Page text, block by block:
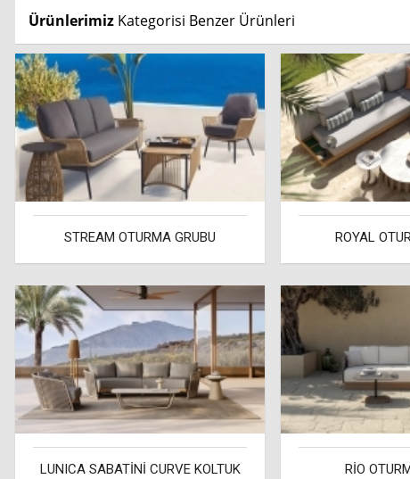
Ürünlerimiz Kategorisi Benzer Ürünleri
STREAM OTURMA GRUBU ROYAL
LUNICA SABATİNİ CURVE KOLTUK RİO